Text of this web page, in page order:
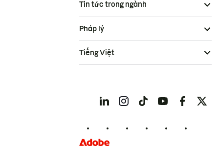
Tin tức trong ngành
Pháp lý
Tiếng Việt